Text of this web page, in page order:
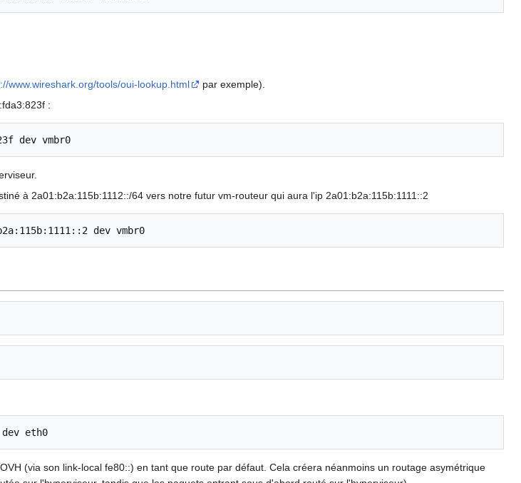
www.wireshark.org/tools/oui-lookup.html
par exemple).
:
dev vmbr0
à 2a01:b2a:115b:1112::/64 vers notre futur vm-routeur qui aura l'ip 2a01:b2a:115b:1111::2
dev vmbr0
eth0
(via son link-local fe80::) en tant que route par défaut. Cela créera néanmoins un routage asymétrique